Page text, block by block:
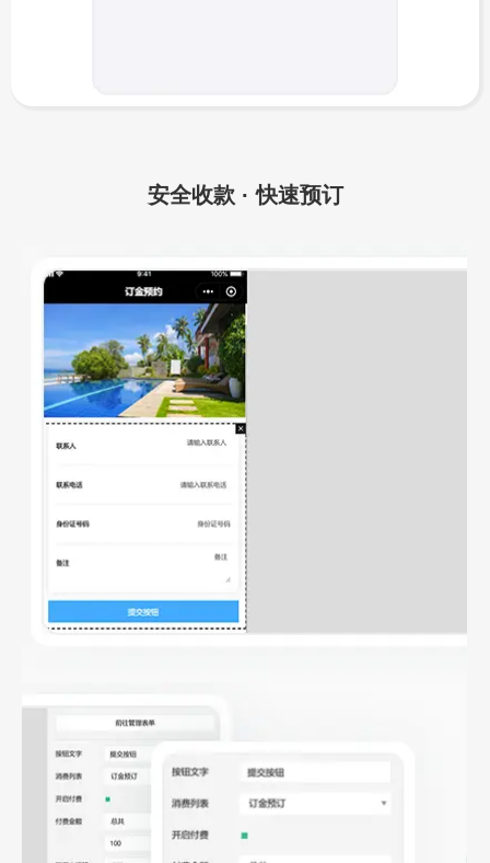
安全收款 · 快速预订